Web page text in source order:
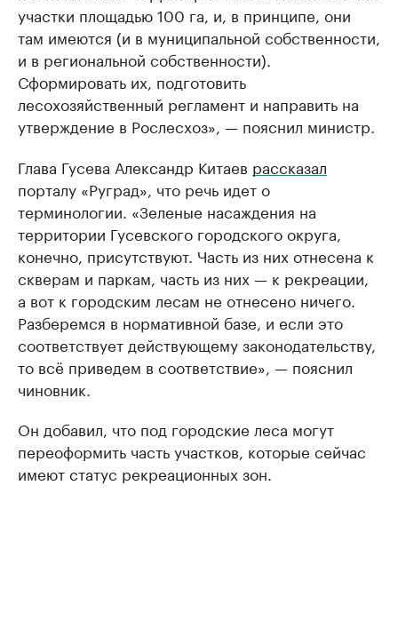
участки площадью 100 га, и, в принципе, они
там имеются (и в муниципальной собственности,
и в региональной собственности).
Сформировать их, подготовить
лесохозяйственный регламент и направить на
утверждение в Рослесхоз», — пояснил министр.
Глава Гусева Александр Китаев рассказал
порталу «Руград», что речь идет о
терминологии. «Зеленые насаждения на
территории Гусевского городского округа,
конечно, присутствуют. Часть из них отнесена к
скверам и паркам, часть из них — к рекреации,
а вот к городским лесам не отнесено ничего.
Разберемся в нормативной базе, и если это
соответствует действующему законодательству,
то всё приведем в соответствие», — пояснил
чиновник.
Он добавил, что под городские леса могут
переоформить часть участков, которые сейчас
имеют статус рекреационных зон.